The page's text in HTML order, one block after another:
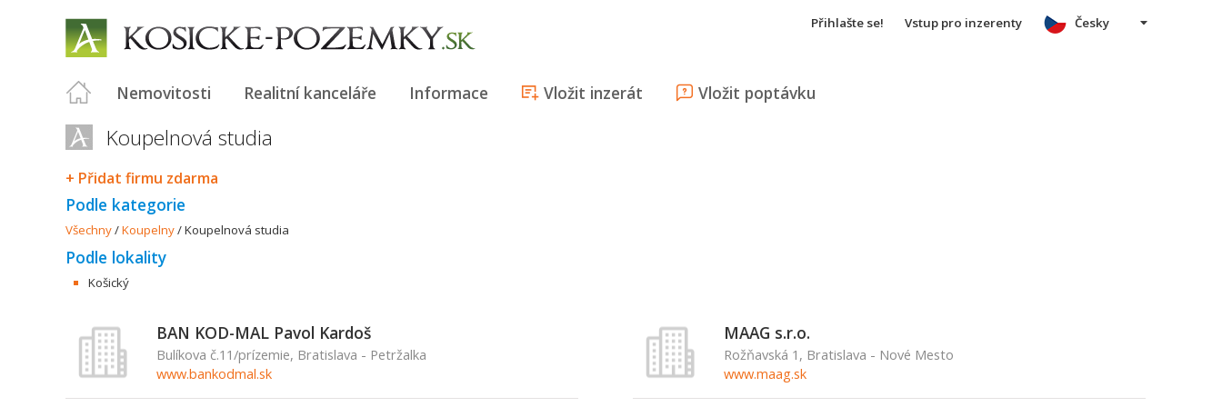
Přihlašte se! Vstup pro inzerenty
Nemovitosti Realitní kanceláře Informace Vložit inzerát Vložit poptávku
Česky
Koupelnová studia
+ Přidat firmu zdarma
Podle kategorie
Všechny/Koupelny/Koupelnová studia
Podle lokality
Košický
BAN KOD-MAL Pavol Kardoš
Bulíkova č.11/prízemie, Bratislava - Petržalka
www.bankodmal.sk
MAAG s.r.o.
Rožňavská 1, Bratislava - Nové Mesto
www.maag.sk